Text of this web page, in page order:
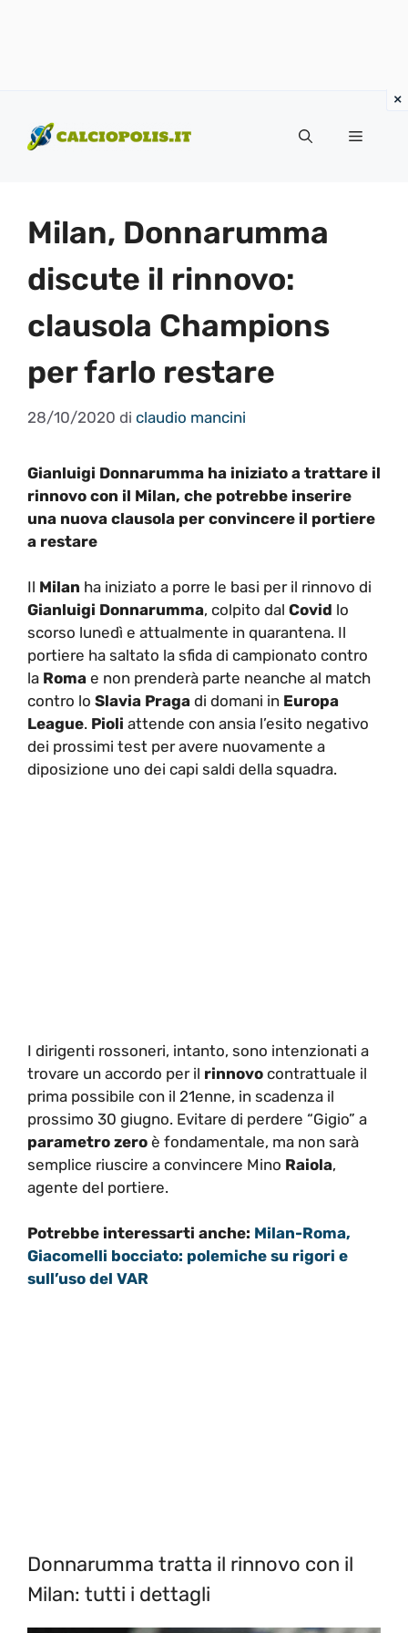
contenuto
Menu
Milan, Donnarumma
discute il rinnovo:
clausola Champions
per farlo restare
28/10/2020 di claudio mancini
Gianluigi Donnarumma ha iniziato a trattare il
rinnovo con il Milan, che potrebbe inserire
una nuova clausola per convincere il portiere
a restare
Il Milan ha iniziato a porre le basi per il rinnovo di
Gianluigi Donnarumma, colpito dal Covid lo
scorso lunedì e attualmente in quarantena. Il
portiere ha saltato la sfida di campionato contro
la Roma e non prenderà parte neanche al match
contro lo Slavia Praga di domani in Europa
League. Pioli attende con ansia l’esito negativo
dei prossimi test per avere nuovamente a
diposizione uno dei capi saldi della squadra.
I dirigenti rossoneri, intanto, sono intenzionati a
trovare un accordo per il rinnovo contrattuale il
prima possibile con il 21enne, in scadenza il
prossimo 30 giugno. Evitare di perdere “Gigio” a
parametro zero è fondamentale, ma non sarà
semplice riuscire a convincere Mino Raiola,
agente del portiere.
Potrebbe interessarti anche: Milan-Roma,
Giacomelli bocciato: polemiche su rigori e
sull’uso del VAR
Donnarumma tratta il rinnovo con il
Milan: tutti i dettagli